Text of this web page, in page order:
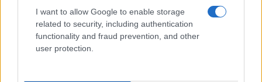
I want to allow Google to enable storage
related to security, including authentication
functionality and fraud prevention, and other
user protection.